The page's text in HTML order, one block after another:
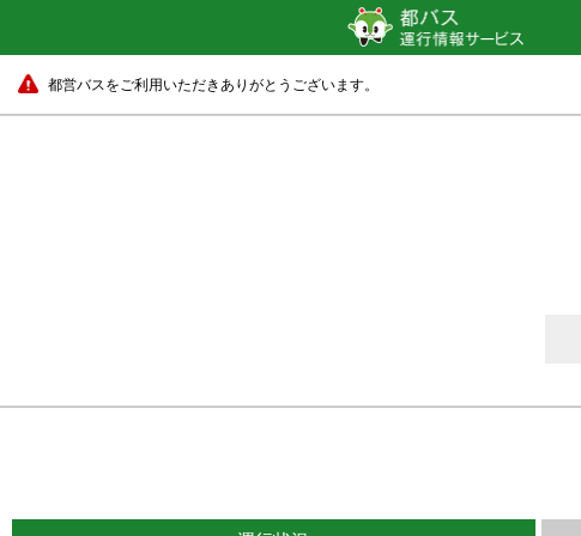
都営バスをご利用いただきありがとうございます。